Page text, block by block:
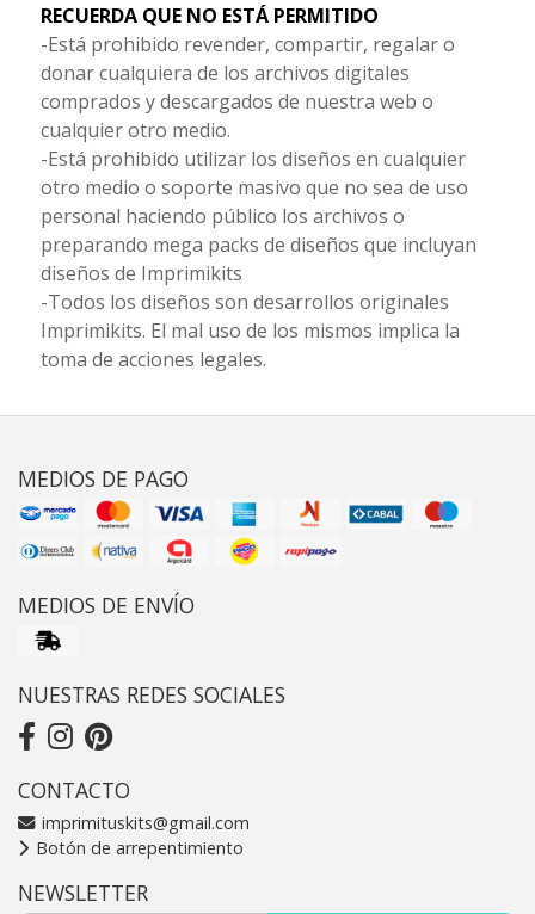
RECUERDA QUE NO ESTÁ PERMITIDO
-Está prohibido revender, compartir, regalar o
donar cualquiera de los archivos digitales
comprados y descargados de nuestra web o
cualquier otro medio.
-Está prohibido utilizar los diseños en cualquier
otro medio o soporte masivo que no sea de uso
personal haciendo público los archivos o
preparando mega packs de diseños que incluyan
diseños de Imprimikits
-Todos los diseños son desarrollos originales
Imprimikits. El mal uso de los mismos implica la
toma de acciones legales.
MEDIOS DE PAGO
MEDIOS DE ENVÍO
NUESTRAS REDES SOCIALES
CONTACTO
imprimituskits@gmail.com
Botón de arrepentimiento
NEWSLETTER